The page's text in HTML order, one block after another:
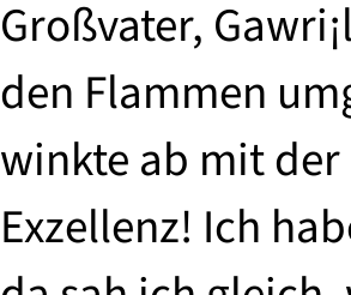
Großvater,
den Flammen
winkte ab mit der
Exzellenz! Ich